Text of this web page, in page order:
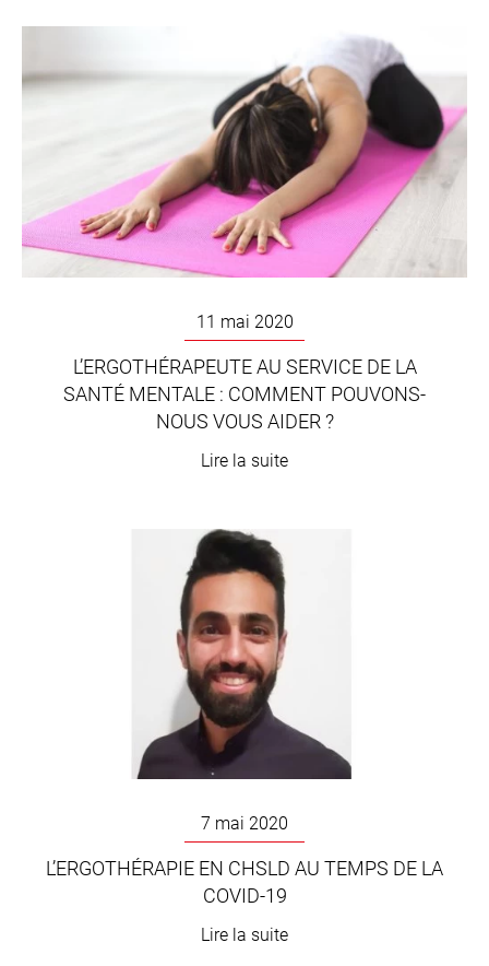
11 mai 2020
L’ERGOTHÉRAPEUTE AU SERVICE DE LA
SANTÉ MENTALE : COMMENT POUVONS-
NOUS VOUS AIDER ?
Lire la suite
7 mai 2020
L’ERGOTHÉRAPIE EN CHSLD AU TEMPS DE LA
COVID-19
Lire la suite